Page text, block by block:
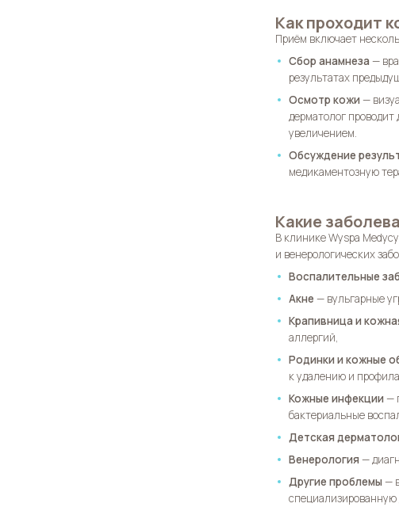
Как проходит
Приём включает
Сбор анамнеза—
результатах
Осмотр кожи—
дерматолог
увеличением.
Обсуждение
медикаментозную
Какие
В клинике Wyspa
и венерологических
Воспалительные
Акне — вульгарные
Крапивница и
аллергий,
Родинки и кожные
к удалению и
Кожные инфекции—
бактериальные
Детская
Венерология—
Другие проблемы—
специализированную